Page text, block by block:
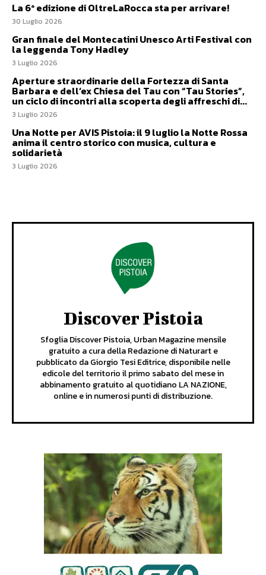
La 6ª edizione di OltreLaRocca sta per arrivare!
30 Luglio 2026
Gran finale del Montecatini Unesco Arti Festival con
la leggenda Tony Hadley
3 Luglio 2026
Aperture straordinarie della Fortezza di Santa
Barbara e dell’ex Chiesa del Tau con “Tau Stories”,
un ciclo di incontri alla scoperta degli affreschi di...
3 Luglio 2026
Una Notte per AVIS Pistoia: il 9 luglio la Notte Rossa
anima il centro storico con musica, cultura e
solidarietà
3 Luglio 2026
Discover Pistoia
Sfoglia Discover Pistoia, Urban Magazine mensile
gratuito a cura della Redazione di Naturart e
pubblicato da Giorgio Tesi Editrice, disponibile nelle
edicole del territorio il primo sabato del mese in
abbinamento gratuito al quotidiano LA NAZIONE,
online e in numerosi punti di distribuzione.